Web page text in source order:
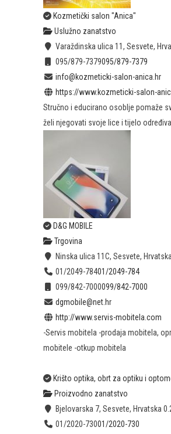
Kozmetički salon "Anica"
Uslužno zanatstvo
Varaždinska ulica 11, Sesvete,
095/879-7379095/879-7379
info@kozmeticki-salon-anica.hr
https://www.kozmeticki-salon-
Stručno i educirano osoblje pomaže
želi njegovati svoje lice i tijelo
D&G MOBILE
Trgovina
Ninska ulica 11C, Sesvete,
01/2049-78401/2049-784
099/842-7000099/842-7000
dgmobile@net.hr
http://www.servis-mobitela.com
-Servis mobitela -prodaja mobitela,
mobitele -otkup mobitela
Krišto optika, obrt za optiku i
Proizvodno zanatstvo
Bjelovarska 7, Sesvete, Hrvatska
01/2020-73001/2020-730